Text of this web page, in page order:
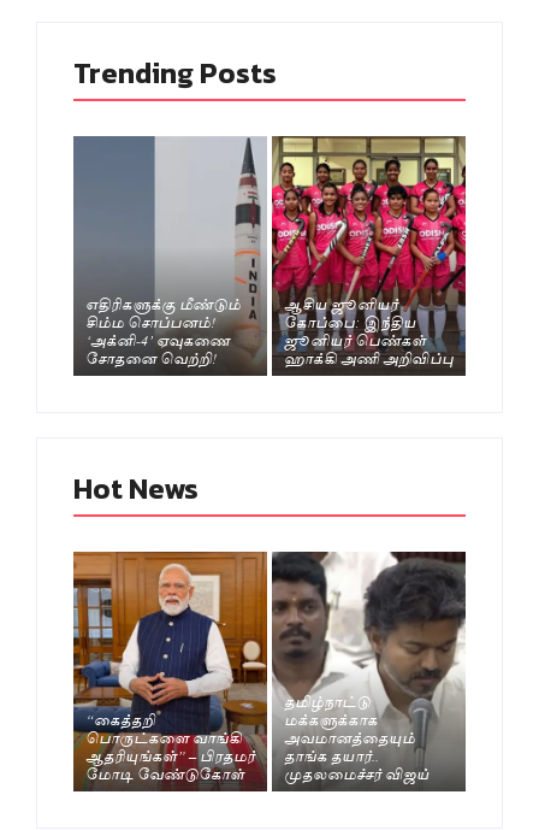
Trending Posts
எதிரிகளுக்கு மீண்டும்
சிம்ம சொப்பனம்!
‘அக்னி-4’ ஏவுகணை
சோதனை வெற்றி!
ஆசிய ஜூனியர்
கோப்பை: இந்திய
ஜூனியர் பெண்கள்
ஹாக்கி அணி அறிவிப்பு
Hot News
“கைத்தறி
பொருட்களை வாங்கி
ஆதரியுங்கள்” – பிரதமர்
மோடி வேண்டுகோள்
தமிழ்நாட்டு
மக்களுக்காக
அவமானத்தையும்
தாங்க தயார்..
முதலமைச்சர் விஜய்